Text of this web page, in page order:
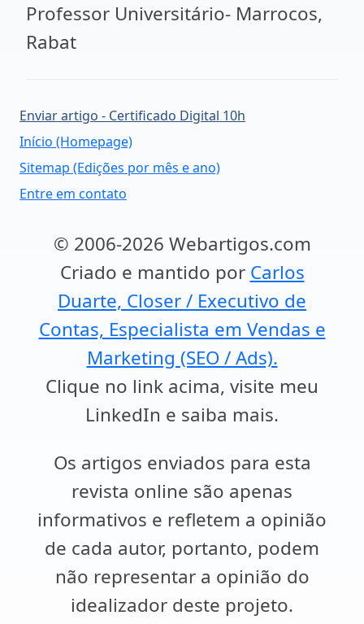
Professor Universitário- Marrocos,
Rabat
Enviar artigo - Certificado Digital 10h
Início (Homepage)
Sitemap (Edições por mês e ano)
Entre em contato
© 2006-2026 Webartigos.com
Criado e mantido por Carlos
Duarte, Closer / Executivo de
Contas, Especialista em Vendas e
Marketing (SEO / Ads).
Clique no link acima, visite meu
LinkedIn e saiba mais.
Os artigos enviados para esta
revista online são apenas
informativos e refletem a opinião
de cada autor, portanto, podem
não representar a opinião do
idealizador deste projeto.